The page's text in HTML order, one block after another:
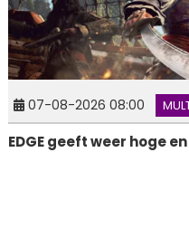
07-08-2026 08:00
EDGE geeft weer hoge